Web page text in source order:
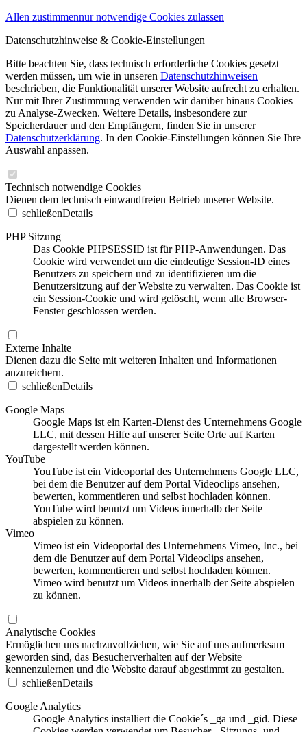
Allen zustimmennur notwendige Cookies zulassen
Datenschutzhinweise & Cookie-Einstellungen
Bitte beachten Sie, dass technisch erforderliche Cookies gesetzt
werden müssen, um wie in unseren Datenschutzhinweisen
beschrieben, die Funktionalität unserer Website aufrecht zu erhalten.
Nur mit Ihrer Zustimmung verwenden wir darüber hinaus Cookies
zu Analyse-Zwecken. Weitere Details, insbesondere zur
Speicherdauer und den Empfängern, finden Sie in unserer
Datenschutzerklärung. In den Cookie-Einstellungen können Sie Ihre
Auswahl anpassen.
Technisch notwendige Cookies
Dienen dem technisch einwandfreien Betrieb unserer Website.
schließenDetails
PHP Sitzung
Das Cookie PHPSESSID ist für PHP-Anwendungen. Das
Cookie wird verwendet um die eindeutige Session-ID eines
Benutzers zu speichern und zu identifizieren um die
Benutzersitzung auf der Website zu verwalten. Das Cookie ist
ein Session-Cookie und wird gelöscht, wenn alle Browser-
Fenster geschlossen werden.
Externe Inhalte
Dienen dazu die Seite mit weiteren Inhalten und Informationen
anzureichern.
schließenDetails
Google Maps
Google Maps ist ein Karten-Dienst des Unternehmens Google
LLC, mit dessen Hilfe auf unserer Seite Orte auf Karten
dargestellt werden können.
YouTube
YouTube ist ein Videoportal des Unternehmens Google LLC,
bei dem die Benutzer auf dem Portal Videoclips ansehen,
bewerten, kommentieren und selbst hochladen können.
YouTube wird benutzt um Videos innerhalb der Seite
abspielen zu können.
Vimeo
Vimeo ist ein Videoportal des Unternehmens Vimeo, Inc., bei
dem die Benutzer auf dem Portal Videoclips ansehen,
bewerten, kommentieren und selbst hochladen können.
Vimeo wird benutzt um Videos innerhalb der Seite abspielen
zu können.
Analytische Cookies
Ermöglichen uns nachzuvollziehen, wie Sie auf uns aufmerksam
geworden sind, das Besucherverhalten auf der Website
kennenzulernen und die Website darauf abgestimmt zu gestalten.
schließenDetails
Google Analytics
Google Analytics installiert die Cookie´s _ga und _gid. Diese